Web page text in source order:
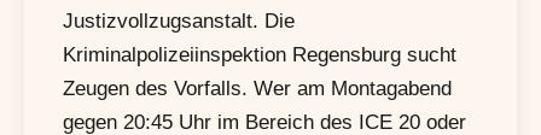
Justizvollzugsanstalt. Die
Kriminalpolizeiinspektion Regensburg sucht
Zeugen des Vorfalls. Wer am Montagabend
gegen 20:45 Uhr im Bereich des ICE 20 oder